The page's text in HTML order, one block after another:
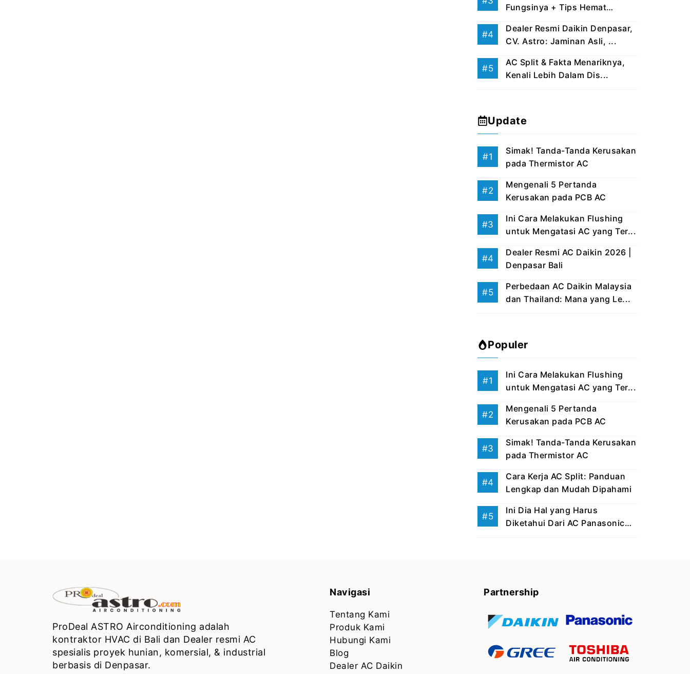
Fungsinya + Tips Hemat
Dealer Resmi Daikin Denpasar,
CV. Astro: Jaminan Asli, ...
AC Split & Fakta Menariknya,
Kenali Lebih Dalam Dis...
Update
Simak! Tanda-Tanda Kerusakan
pada Thermistor AC
Mengenali 5 Pertanda
Kerusakan pada PCB AC
Ini Cara Melakukan Flushing
untuk Mengatasi AC yang Ter...
Dealer Resmi AC Daikin 2026 |
Denpasar Bali
Perbedaan AC Daikin Malaysia
dan Thailand: Mana yang Le...
Populer
Ini Cara Melakukan Flushing
untuk Mengatasi AC yang Ter...
Mengenali 5 Pertanda
Kerusakan pada PCB AC
Simak! Tanda-Tanda Kerusakan
pada Thermistor AC
Cara Kerja AC Split: Panduan
Lengkap dan Mudah Dipahami
Ini Dia Hal yang Harus
Diketahui Dari AC Panasonic
ProDeal ASTRO Airconditioning adalah
kontraktor HVAC di Bali dan Dealer resmi AC
spesialis proyek hunian, komersial, & industrial
berbasis di Denpasar.
Navigasi
Tentang Kami
Produk Kami
Hubungi Kami
Blog
Dealer AC Daikin
Partnership